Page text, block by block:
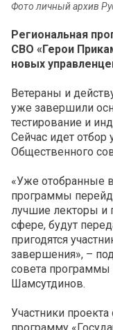
Фото личный архив
Региональная
СВО «Герои
новых
Ветераны и
уже завершили
тестирование и
Сейчас идет отбор
Общественного
«Уже отобранные
программы
лучшие лекторы и
сфере, будут
пригодятся
завершения», –
совета программы
Шамсутдинов.
Участники